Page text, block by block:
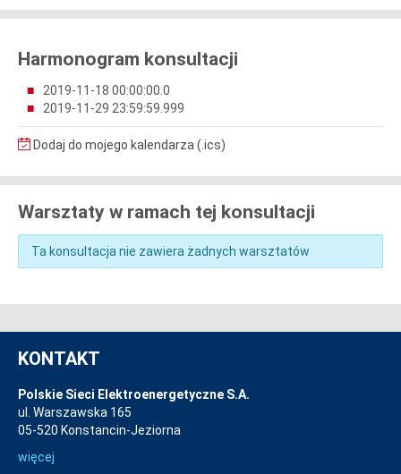
Harmonogram konsultacji
2019-11-18 00:00:00.0
2019-11-29 23:59:59.999
Dodaj do mojego kalendarza (.ics)
Warsztaty w ramach tej konsultacji
Ta konsultacja nie zawiera żadnych warsztatów
KONTAKT
Polskie Sieci Elektroenergetyczne S.A.
ul. Warszawska 165
05-520 Konstancin-Jeziorna
więcej